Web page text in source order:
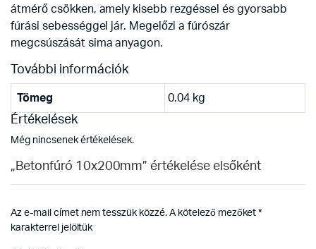
átmérő csökken, amely kisebb rezgéssel és gyorsabb
fúrási sebességgel jár. Megelőzi a fúrószár
megcsúszását sima anyagon.
További információk
Tömeg 0.04 kg
Értékelések
Még nincsenek értékelések.
„Betonfúró 10x200mm” értékelése elsőként
Az e-mail címet nem tesszük közzé. A kötelező mezőket*
karakterrel jelöltük